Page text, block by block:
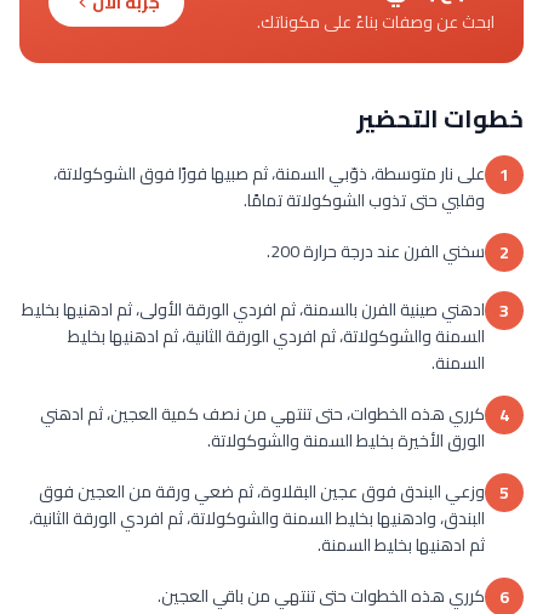
ابحث عن وصفات بناءً على مكوناتك.
خطوات التحضير
1 على نار متوسطة، ذوّبي السمنة، ثم صبيها فورًا فوق الشوكولاتة،
وقلبي حتى تذوب الشوكولاتة تمامًا.
2 سخني الفرن عند درجة حرارة 200.
3 ادهني صينية الفرن بالسمنة، ثم افردي الورقة الأولى، ثم ادهنيها بخليط
السمنة والشوكولاتة، ثم افردي الورقة الثانية، ثم ادهنيها بخليط
السمنة.
4 كرري هذه الخطوات، حتى تنتهي من نصف كمية العجين، ثم ادهني
الورق الأخيرة بخليط السمنة والشوكولاتة.
5 وزعي البندق فوق عجين البقلاوة، ثم ضعي ورقة من العجين فوق
البندق، وادهنيها بخليط السمنة والشوكولاتة، ثم افردي الورقة الثانية،
ثم ادهنيها بخليط السمنة.
6 كرري هذه الخطوات حتى تنتهي من باقي العجين.